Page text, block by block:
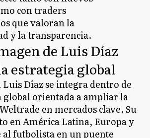
con traders
que valoran la
y la transparencia.
de Luis Díaz
estrategia global
Luis Díaz se integra dentro de
global orientada a ampliar la
en mercados clave. Su
en América Latina, Europa y
futbolista en un puente